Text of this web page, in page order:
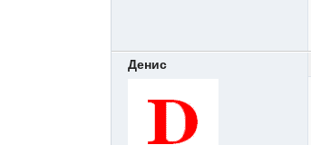
Денис